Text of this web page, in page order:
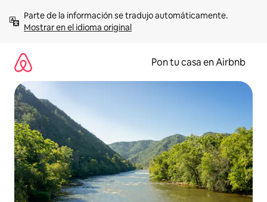
contenidoMostrar en el idioma original
Pon tu casa en Airbnb